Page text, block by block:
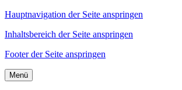
Hauptnavigation der Seite anspringen
Inhaltsbereich der Seite anspringen
Footer der Seite anspringen
Menü